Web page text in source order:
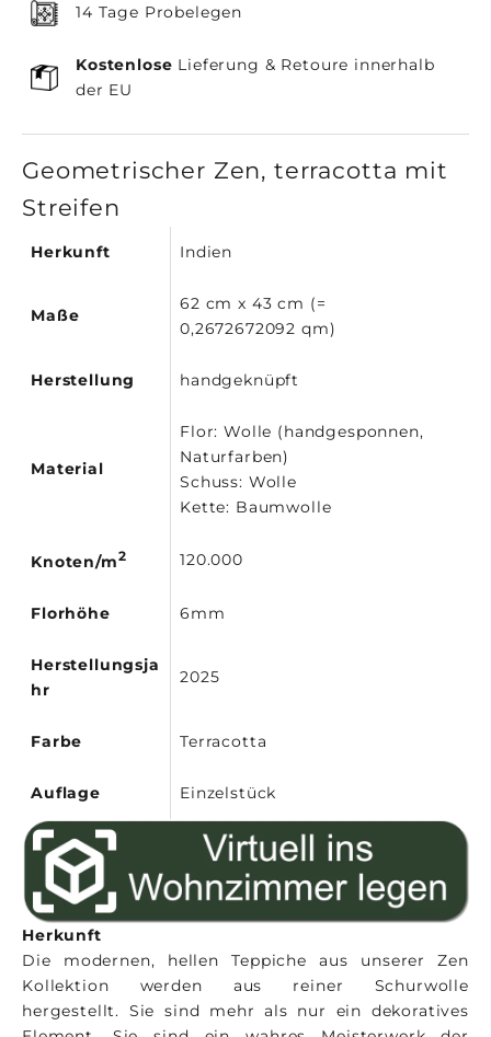
14 Tage Probelegen
Kostenlose Lieferung & Retoure innerhalb
der EU
Geometrischer Zen, terracotta mit
Streifen
Herkunft Indien
Maße
62 cm x 43 cm (=
0,2672672092 qm)
Herstellung handgeknüpft
Material
Flor: Wolle (handgesponnen,
Naturfarben)
Schuss: Wolle
Kette: Baumwolle
Knoten/m2 120.000
Florhöhe 6mm
Herstellungsja
hr
2025
Farbe Terracotta
Auflage Einzelstück
Herkunft
Die modernen, hellen Teppiche aus unserer Zen
Kollektion werden aus reiner Schurwolle
hergestellt. Sie sind mehr als nur ein dekoratives